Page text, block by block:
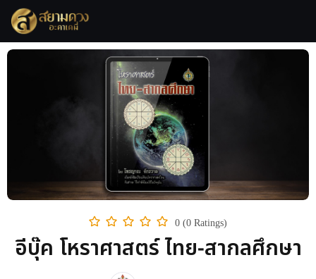
0 (0 Ratings)
อีบุ๊ค โหราศาสตร์ ไทย-สากลศึกษา